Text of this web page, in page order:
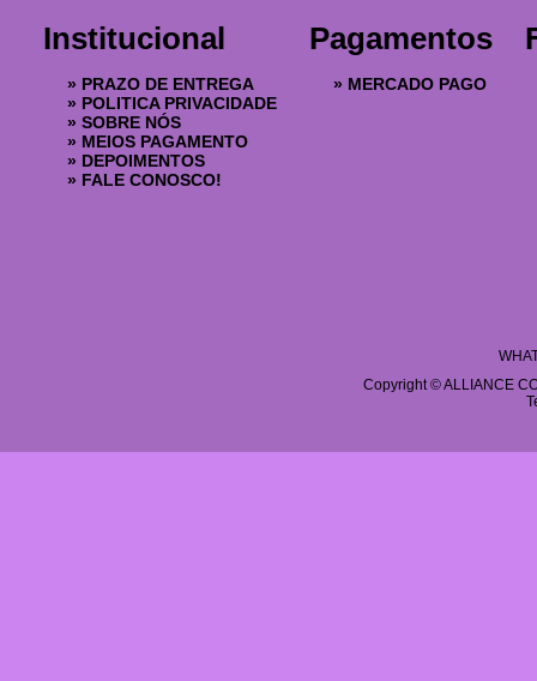
Institucional
» PRAZO DE ENTREGA
» POLITICA PRIVACIDADE
» SOBRE NÓS
» MEIOS PAGAMENTO
» DEPOIMENTOS
» FALE CONOSCO!
Pagamentos
» MERCADO PAGO
Copyright © ALLIANCE